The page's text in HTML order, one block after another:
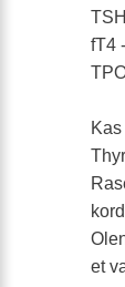
fT4
et